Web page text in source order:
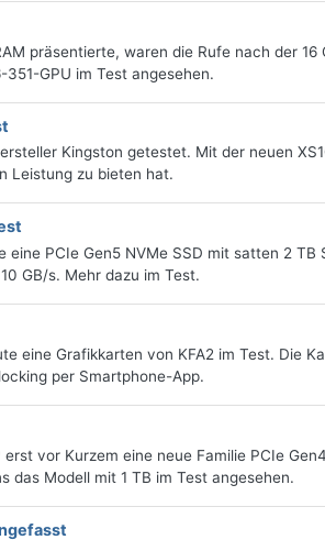
präsentierte, waren die Rufe nach der 16
GPU im Test angesehen.
Kingston getestet. Mit der neuen
Leistung zu bieten hat.
PCIe Gen5 NVMe SSD mit satten 2 TB
GB/s. Mehr dazu im Test.
eine Grafikkarten von KFA2 im Test. Die
per Smartphone-App.
vor Kurzem eine neue Familie PCIe
das Modell mit 1 TB im Test angesehen.